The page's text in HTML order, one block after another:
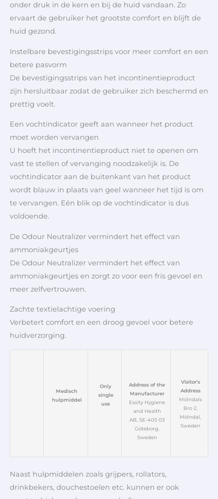
onder druk in de kern en bij de huid vandaan. Zo
ervaart de gebruiker het grootste comfort en blijft de
huid gezond.
Instelbare bevestigingsstrips voor meer comfort en een
betere pasvorm
De bevestigingsstrips van het incontinentieproduct
zijn hersluitbaar zodat de gebruiker zich beschermd en
prettig voelt.
Een vochtindicator geeft aan wanneer het product
moet worden vervangen
U hoeft het incontinentieproduct niet te openen om
vast te stellen of vervanging noodzakelijk is. De
vochtindicator aan de buitenkant van het product
wordt blauw in plaats van geel wanneer het tijd is om
te vervangen. Eén blik op de vochtindicator is dus
voldoende.
De Odour Neutralizer vermindert het effect van
ammoniakgeurtjes
De Odour Neutralizer vermindert het effect van
ammoniakgeurtjes en zorgt zo voor een fris gevoel en
meer zelfvertrouwen.
Zachte textielachtige voering
Verbetert comfort en een droog gevoel voor betere
huidverzorging.
Medisch
hulpmiddel
Only
single
use
Address of the
Manufacturer
Essity Hygiene
and Health
AB, SE-405 03
Göteborg,
Sweden
Visitor's
Address
Mölndals
Bro 2,
Mölndal,
Sweden
Naast hulpmiddelen zoals grijpers, rollators,
drinkbekers, douchestoelen etc. kunnen er ook